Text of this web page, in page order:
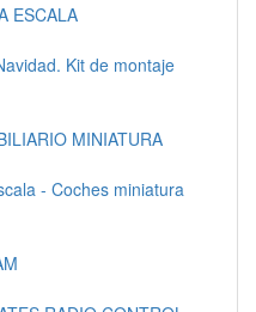
ESCALA
Kit de montaje
MINIATURA
- Coches miniatura